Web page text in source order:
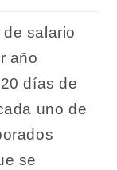
salario
año
días de
uno de
se